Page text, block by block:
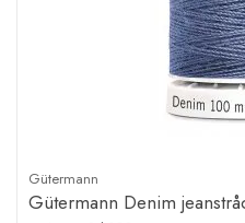
Gütermann
Gütermann Denim